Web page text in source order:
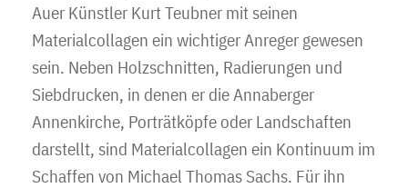
Auer Künstler Kurt Teubner mit seinen
Materialcollagen ein wichtiger Anreger gewesen
sein. Neben Holzschnitten, Radierungen und
Siebdrucken, in denen er die Annaberger
Annenkirche, Porträtköpfe oder Landschaften
darstellt, sind Materialcollagen ein Kontinuum im
Schaffen von Michael Thomas Sachs. Für ihn